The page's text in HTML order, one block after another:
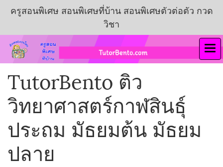
ครูสอนพิเศษ สอนพิเศษที่บ้าน สอนพิเศษตัวต่อตัว กวด
วิชา
TutorBento ติว
วิทยาศาสตร์กาฬสินธุ์
ประถม มัธยมต้น มัธยม
ปลาย